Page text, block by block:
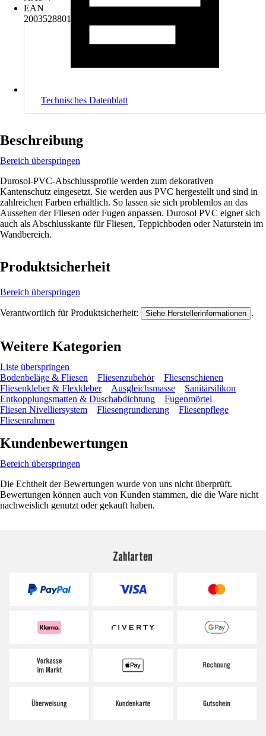
EAN
2003528801003, 4018448016985
Technisches Datenblatt
Beschreibung
Bereich überspringen
Durosol-PVC-Abschlussprofile werden zum dekorativen
Kantenschutz eingesetzt. Sie werden aus PVC hergestellt und sind in
zahlreichen Farben erhältlich. So lassen sie sich problemlos an das
Aussehen der Fliesen oder Fugen anpassen. Durosol PVC eignet sich
auch als Abschlusskante für Fliesen, Teppichboden oder Naturstein im
Wandbereich.
Produktsicherheit
Bereich überspringen
Verantwortlich für Produktsicherheit: Siehe Herstellerinformationen .
Weitere Kategorien
Liste überspringen
Bodenbeläge & Fliesen
Fliesenzubehör
Fliesenschienen
Fliesenkleber & Flexkleber
Ausgleichsmasse
Sanitärsilikon
Entkopplungsmatten & Duschabdichtung
Fugenmörtel
Fliesen Nivelliersystem
Fliesengrundierung
Fliesenpflege
Fliesenrahmen
Kundenbewertungen
Bereich überspringen
Die Echtheit der Bewertungen wurde von uns nicht überprüft.
Bewertungen können auch von Kunden stammen, die die Ware nicht
nachweislich genutzt oder gekauft haben.
Zahlarten